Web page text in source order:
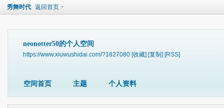
秀舞时代 返回首页
neonotter50的个人空间
https://www.xiuwushidai.com/?1827080 [收藏] [复制] [RSS]
空间首页 主题 个人资料